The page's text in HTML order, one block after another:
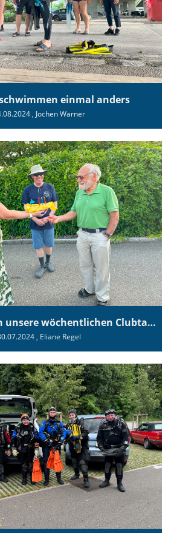
einmal anders
, Jochen Warner
Eine Hommage an unsere wöchentlichen Clubtauchgänge
, Eliane Regel